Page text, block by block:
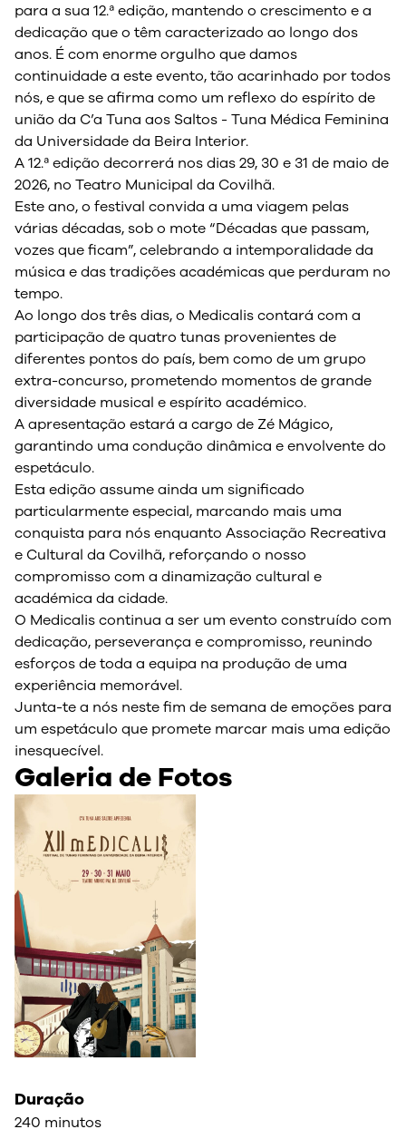
Duração
240 minutos
para a sua 12.ª edição, mantendo o crescimento e a
dedicação que o têm caracterizado ao longo dos
anos. É com enorme orgulho que damos
continuidade a este evento, tão acarinhado por todos
nós, e que se afirma como um reflexo do espírito de
união da C’a Tuna aos Saltos - Tuna Médica Feminina
da Universidade da Beira Interior.
A 12.ª edição decorrerá nos dias 29, 30 e 31 de maio de
2026, no Teatro Municipal da Covilhã.
Este ano, o festival convida a uma viagem pelas
várias décadas, sob o mote “Décadas que passam,
vozes que ficam”, celebrando a intemporalidade da
música e das tradições académicas que perduram no
tempo.
Ao longo dos três dias, o Medicalis contará com a
participação de quatro tunas provenientes de
diferentes pontos do país, bem como de um grupo
extra-concurso, prometendo momentos de grande
diversidade musical e espírito académico.
A apresentação estará a cargo de Zé Mágico,
garantindo uma condução dinâmica e envolvente do
espetáculo.
Esta edição assume ainda um significado
particularmente especial, marcando mais uma
conquista para nós enquanto Associação Recreativa
e Cultural da Covilhã, reforçando o nosso
compromisso com a dinamização cultural e
académica da cidade.
O Medicalis continua a ser um evento construído com
dedicação, perseverança e compromisso, reunindo
esforços de toda a equipa na produção de uma
experiência memorável.
Junta-te a nós neste fim de semana de emoções para
um espetáculo que promete marcar mais uma edição
inesquecível.
Galeria de Fotos